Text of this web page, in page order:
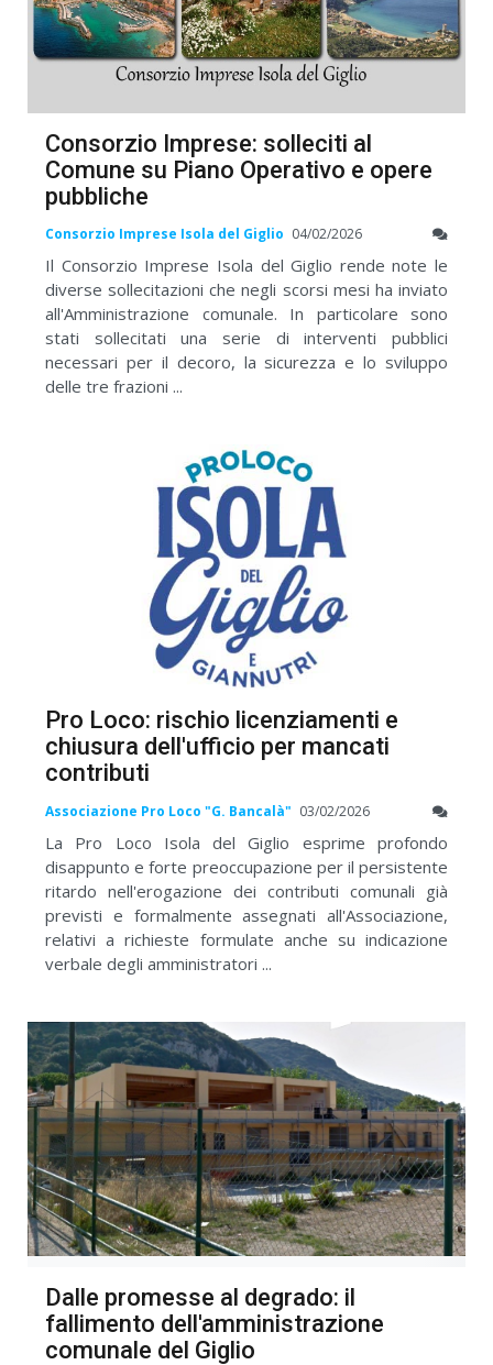
Consorzio Imprese: solleciti al
Comune su Piano Operativo e opere
pubbliche
Consorzio Imprese Isola del Giglio 04/02/2026
Il Consorzio Imprese Isola del Giglio rende note le
diverse sollecitazioni che negli scorsi mesi ha inviato
all'Amministrazione comunale. In particolare sono
stati sollecitati una serie di interventi pubblici
necessari per il decoro, la sicurezza e lo sviluppo
delle tre frazioni ...
Pro Loco: rischio licenziamenti e
chiusura dell'ufficio per mancati
contributi
Associazione Pro Loco "G. Bancalà" 03/02/2026
La Pro Loco Isola del Giglio esprime profondo
disappunto e forte preoccupazione per il persistente
ritardo nell'erogazione dei contributi comunali già
previsti e formalmente assegnati all'Associazione,
relativi a richieste formulate anche su indicazione
verbale degli amministratori ...
Dalle promesse al degrado: il
fallimento dell'amministrazione
comunale del Giglio